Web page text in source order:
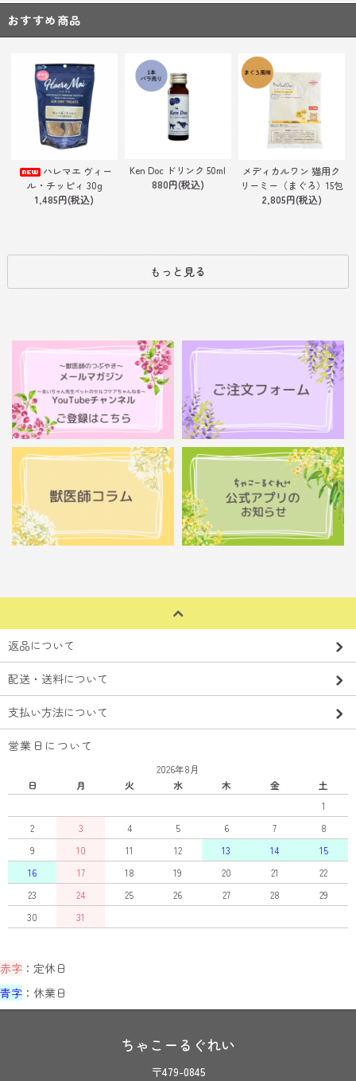
おすすめ商品
ハレマエ ヴィー
ル・チッピィ 30g
1,485円(税込)
Ken Doc ドリンク 50ml
880円(税込)
メディカルワン 猫用ク
リーミー（まぐろ）15包
2,805円(税込)
もっと見る
返品について
配送・送料について
支払い方法について
営業日について
2026年8月
日
月 火 水 木 金
土
1
2
3 4 5 6 7
8
9
10 11 12 13 14
15
16
17 18 19 20 21
22
23
24 25 26 27 28
29
30
31
赤字 ：定休日
青字 ：休業日
ちゃこーるぐれい
〒479-0845